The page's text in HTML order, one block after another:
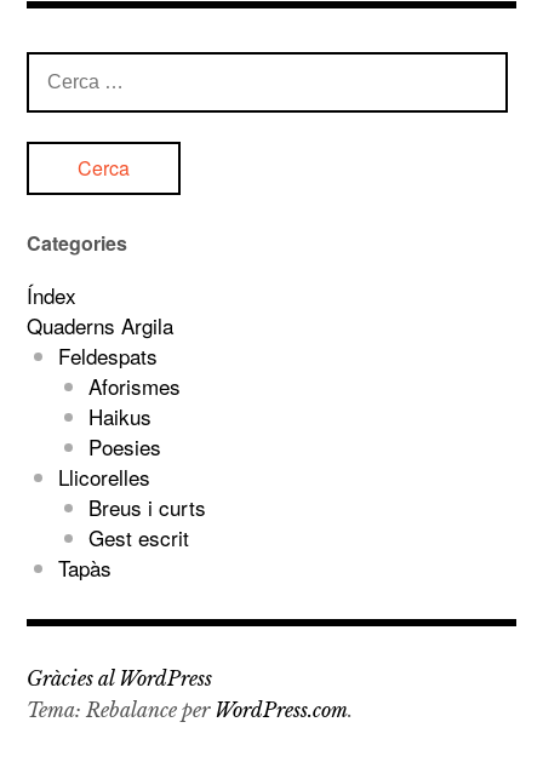
Categories
Índex
Quaderns Argila
Feldespats
Aforismes
Haikus
Poesies
Llicorelles
Breus i curts
Gest escrit
Tapàs
Gràcies al WordPress
Tema: Rebalance per WordPress.com.